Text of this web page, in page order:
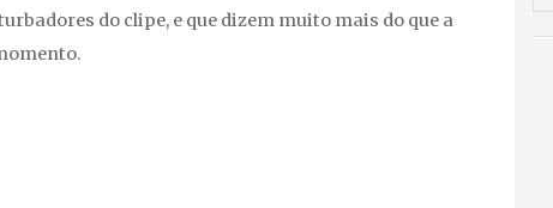
do clipe, e que dizem muito mais do que a